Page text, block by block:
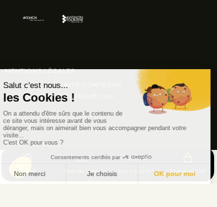
MENTIONS LÉGALES
ACCESSIBILITÉ : NON CONFORME
© AVIGNON TOURISME 2024
Palais des Papes Réserver un billet